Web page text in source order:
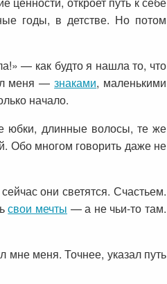
годы, в детстве. Но потом
— как будто я нашла то, что
меня —знаками, маленькими
начало.
юбки, длинные волосы, те же
Обо многом говорить даже не
они светятся. Счастьем.
свои мечты — а не чьи-то там.
мне меня. Точнее, указал путь